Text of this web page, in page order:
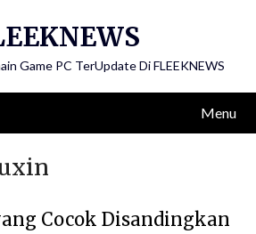
Game PC TerUpdate Di FLEEKNEWS
Menu
Cocok Disandingkan